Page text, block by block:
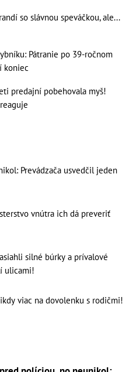
so slávnou speváčkou, ale...
Pátranie po 39-ročnom
koniec
predajní pobehovala myš!
Prevádzača usvedčil jeden
vnútra ich dá preveriť
silné búrky a prívalové
ulicami!
viac na dovolenku s rodičmi!